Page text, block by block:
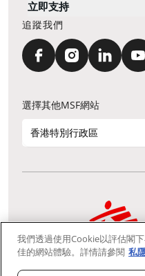
立即支持
追蹤我們
選擇其他MSF網站
香港特別行政區
通訊資料更新 鳴
我們採用安全通訊端層 (Secure
資料在你的瀏覽器和我們
我們透過使用Cookie以評估閣
佳的網站體驗。詳情請參閱 私